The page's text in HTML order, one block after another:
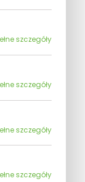
szczegóły
szczegóły
szczegóły
szczegóły